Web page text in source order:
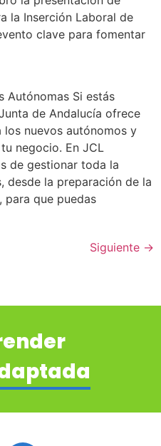
la Inserción Laboral de
clave para fomentar
Autónomas Si estás
de Andalucía ofrece
los nuevos autónomos y
negocio. En JCL
de gestionar toda la
desde la preparación de la
para que puedas
Siguiente →
Encuentranos